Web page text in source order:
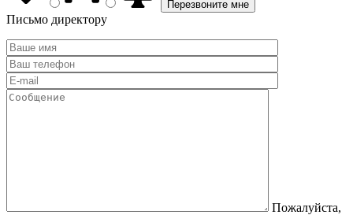
Письмо директору
Пожалуйста,